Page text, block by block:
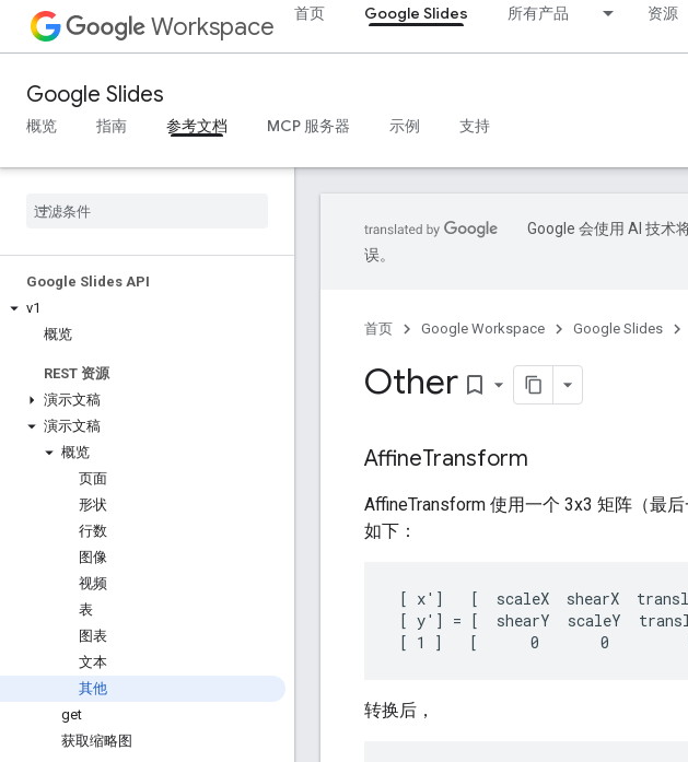
Workspace 首页 Google Slides 所有产品 资源
Google Slides
概览 指南 参考文档 MCP 服务器 示例 支持
Google Slides API
v1
概览
REST 资源
演示文稿
演示文稿
概览
页面
形状
行数
图像
视频
表
图表
文本
其他
get
获取缩略图
Google 会使用 AI 技术
误。
首页 Google Workspace Google Slides
Other bookmark_border
AffineTransform
AffineTransform 使用一个 3x3 矩阵（最
如下：
[ x']   [  scaleX  shearX
[ y'] = [  shearY  scaleY
转换后，